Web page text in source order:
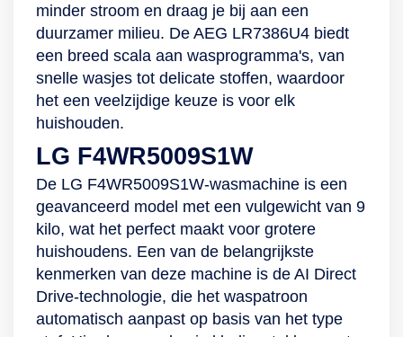
minder stroom en draag je bij aan een
duurzamer milieu. De AEG LR7386U4 biedt
een breed scala aan wasprogramma's, van
snelle wasjes tot delicate stoffen, waardoor
het een veelzijdige keuze is voor elk
huishouden.
LG F4WR5009S1W
De LG F4WR5009S1W-wasmachine is een
geavanceerd model met een vulgewicht van 9
kilo, wat het perfect maakt voor grotere
huishoudens. Een van de belangrijkste
kenmerken van deze machine is de AI Direct
Drive-technologie, die het waspatroon
automatisch aanpast op basis van het type